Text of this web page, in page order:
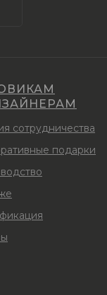
сотрудничества
подарки